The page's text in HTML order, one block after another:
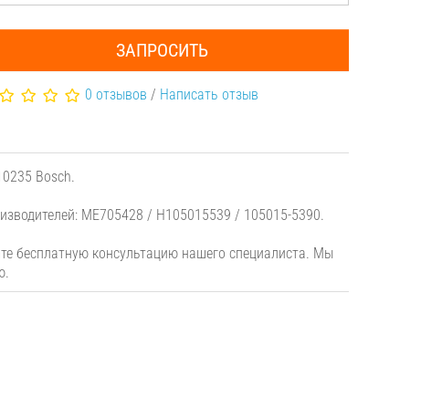
ЗАПРОСИТЬ
0 отзывов / Написать отзыв
Bosch.
ME705428 / H105015539 / 105015-5390.
бесплатную консультацию нашего специалиста. Мы